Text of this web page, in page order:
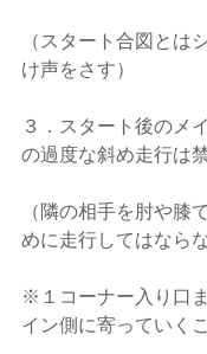
（スタート合図とは
け声をさす）
３．スタート後のメ
の過度な斜め走行は
（隣の相手を肘や膝
めに走行してはならな
※１コーナー入り口
イン側に寄っていく